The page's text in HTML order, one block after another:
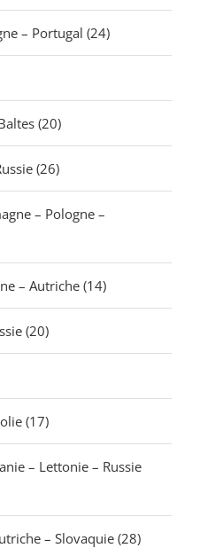
– Portugal (24)
(20)
(26)
– Pologne –
– Autriche (14)
(20)
(17)
– Lettonie – Russie
– Slovaquie (28)